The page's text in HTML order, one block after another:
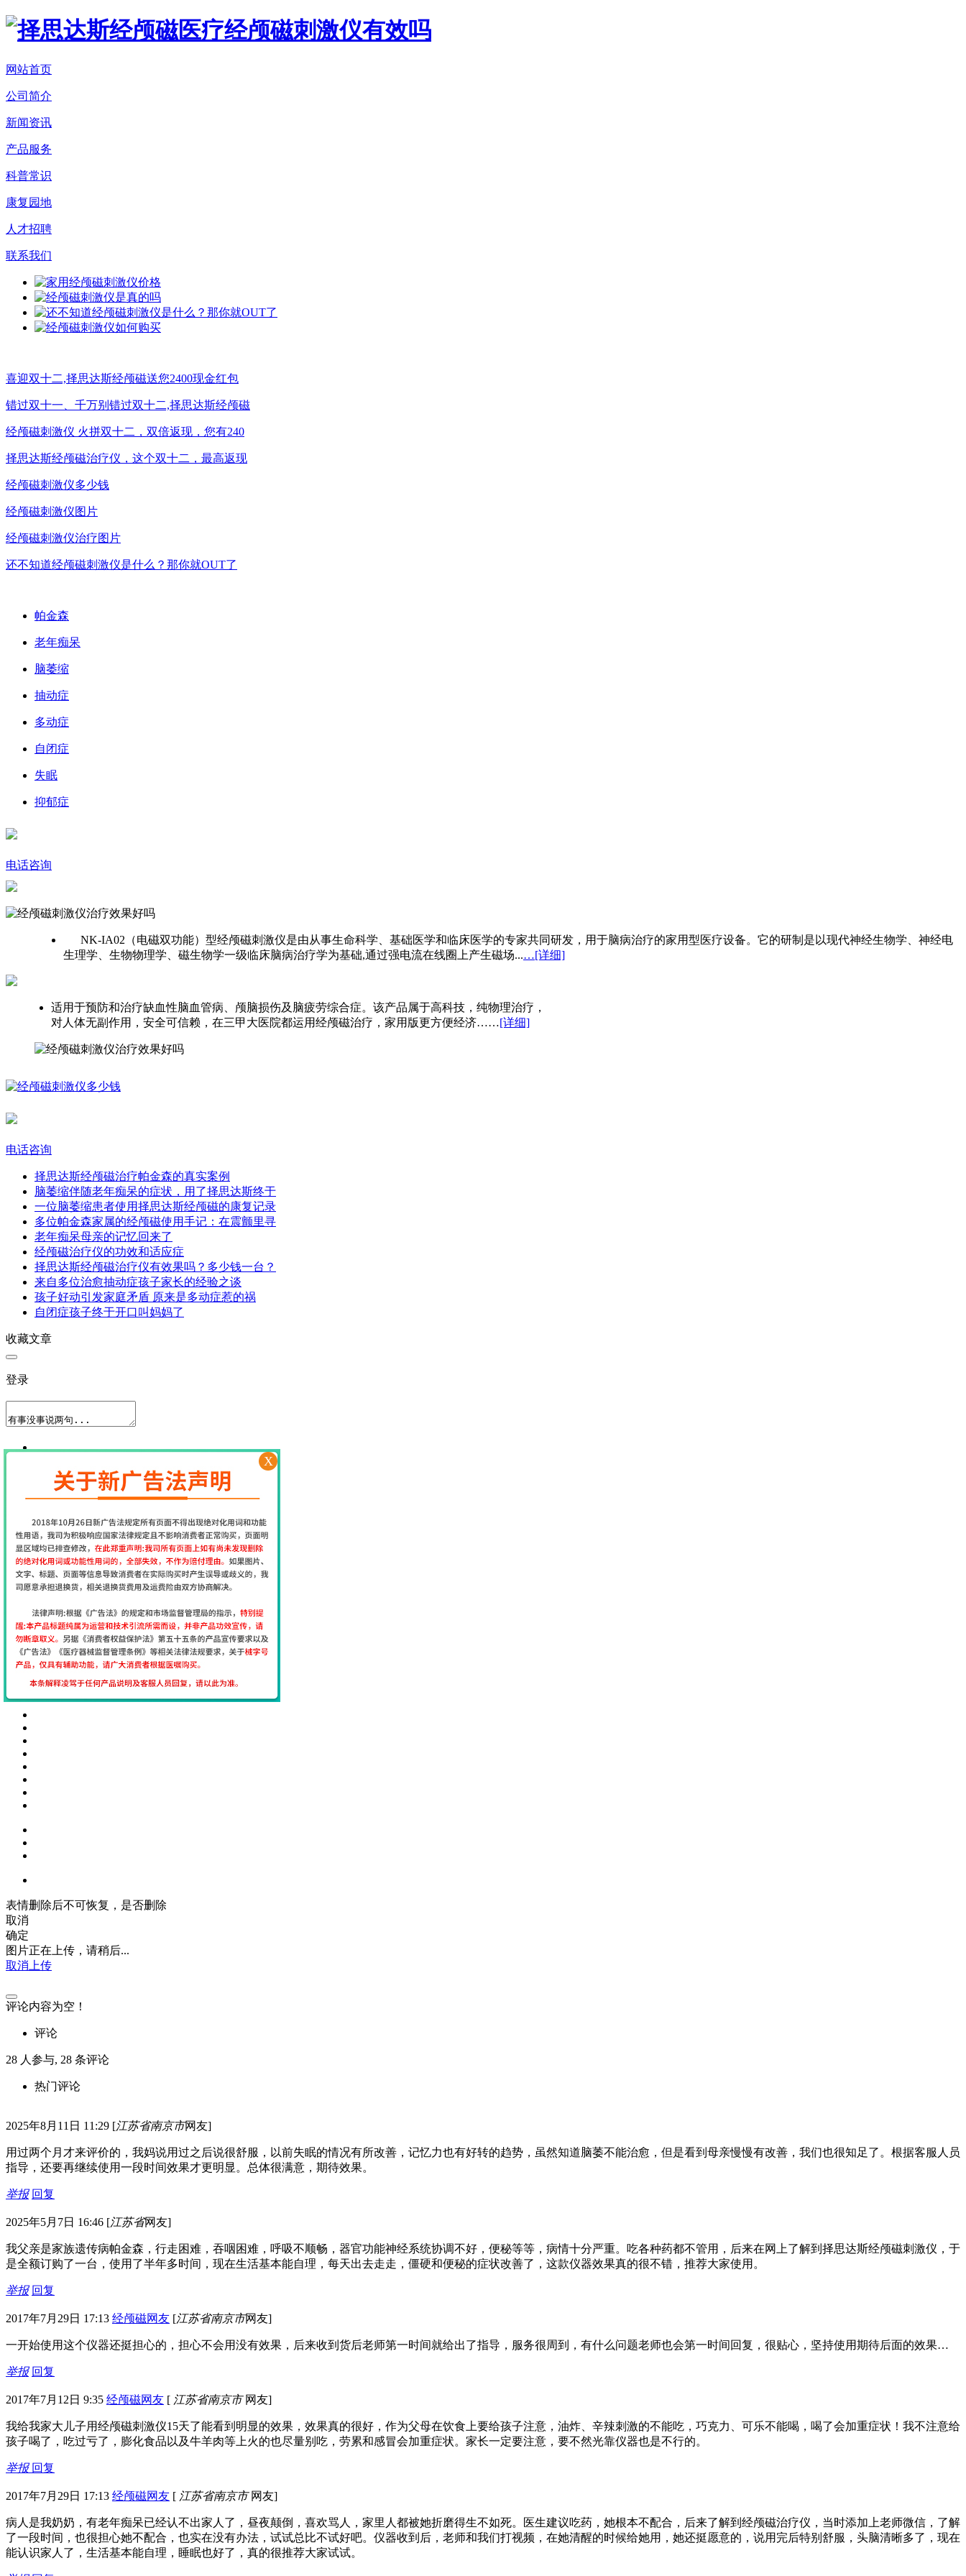
网站首页
公司简介
新闻资讯
产品服务
科普常识
康复园地
人才招聘
联系我们
喜迎双十二,择思达斯经颅磁送您2400现金红包
错过双十一、千万别错过双十二,择思达斯经颅磁
经颅磁刺激仪 火拼双十二，双倍返现，您有240
择思达斯经颅磁治疗仪，这个双十二，最高返现
经颅磁刺激仪多少钱
经颅磁刺激仪图片
经颅磁刺激仪治疗图片
还不知道经颅磁刺激仪是什么？那你就OUT了
帕金森
老年痴呆
脑萎缩
抽动症
多动症
自闭症
失眠
抑郁症
电话咨询
NK-IA02（电磁双功能）型经颅磁刺激仪是由从事生命科学、基础医学和临床医学的专家共同研发，用于脑病治疗的家用型医疗设备。它的研制是以现代神经生物学、神经电
生理学、生物物理学、磁生物学一级临床脑病治疗学为基础,通过强电流在线圈上产生磁场...…[详细]
适用于预防和治疗缺血性脑血管病、颅脑损伤及脑疲劳综合症。该产品属于高科技，纯物理治疗，
对人体无副作用，安全可信赖，在三甲大医院都运用经颅磁治疗，家用版更方便经济……[详细]
电话咨询
择思达斯经颅磁治疗帕金森的真实案例​
脑萎缩伴随老年痴呆的症状，用了择思达斯终于
一位脑萎缩患者使用择思达斯经颅磁的康复记录
多位帕金森家属的经颅磁使用手记：在震颤里寻
老年痴呆母亲的记忆回来了​
经颅磁治疗仪的功效和适应症
择思达斯经颅磁治疗仪有效果吗？多少钱一台？
来自多位治愈抽动症孩子家长的经验之谈
孩子好动引发家庭矛盾 原来是多动症惹的祸
自闭症孩子终于开口叫妈妈了
收藏文章
登录
表情删除后不可恢复，是否删除
取消
确定
图片正在上传，请稍后...
取消上传
评论内容为空！
评论
28 人参与, 28 条评论
热门评论
2025年8月11日 11:29 [江苏省南京市网友]
用过两个月才来评价的，我妈说用过之后说很舒服，以前失眠的情况有所改善，记忆力也有好转的趋势，虽然知道脑萎不能治愈，但是看到母亲慢慢有改善，我们也很知足了。根据客服人员
指导，还要再继续使用一段时间效果才更明显。总体很满意，期待效果。
举报 回复
2025年5月7日 16:46 [江苏省网友]
我父亲是家族遗传病帕金森，行走困难，吞咽困难，呼吸不顺畅，器官功能神经系统协调不好，便秘等等，病情十分严重。吃各种药都不管用，后来在网上了解到择思达斯经颅磁刺激仪，于
是全额订购了一台，使用了半年多时间，现在生活基本能自理，每天出去走走，僵硬和便秘的症状改善了，这款仪器效果真的很不错，推荐大家使用。
举报 回复
2017年7月29日 17:13 经颅磁网友 [江苏省南京市网友]
一开始使用这个仪器还挺担心的，担心不会用没有效果，后来收到货后老师第一时间就给出了指导，服务很周到，有什么问题老师也会第一时间回复，很贴心，坚持使用期待后面的效果…
举报 回复
2017年7月12日 9:35 经颅磁网友 [ 江苏省南京市网友]
我给我家大儿子用经颅磁刺激仪15天了能看到明显的效果，效果真的很好，作为父母在饮食上要给孩子注意，油炸、辛辣刺激的不能吃，巧克力、可乐不能喝，喝了会加重症状！我不注意给
孩子喝了，吃过亏了，膨化食品以及牛羊肉等上火的也尽量别吃，劳累和感冒会加重症状。家长一定要注意，要不然光靠仪器也是不行的。
举报 回复
2017年7月29日 17:13 经颅磁网友 [ 江苏省南京市网友]
病人是我奶奶，有老年痴呆已经认不出家人了，昼夜颠倒，喜欢骂人，家里人都被她折磨得生不如死。医生建议吃药，她根本不配合，后来了解到经颅磁治疗仪，当时添加上老师微信，了解
了一段时间，也很担心她不配合，也实在没有办法，试试总比不试好吧。仪器收到后，老师和我们打视频，在她清醒的时候给她用，她还挺愿意的，说用完后特别舒服，头脑清晰多了，现在
能认识家人了，生活基本能自理，睡眠也好了，真的很推荐大家试试。
X